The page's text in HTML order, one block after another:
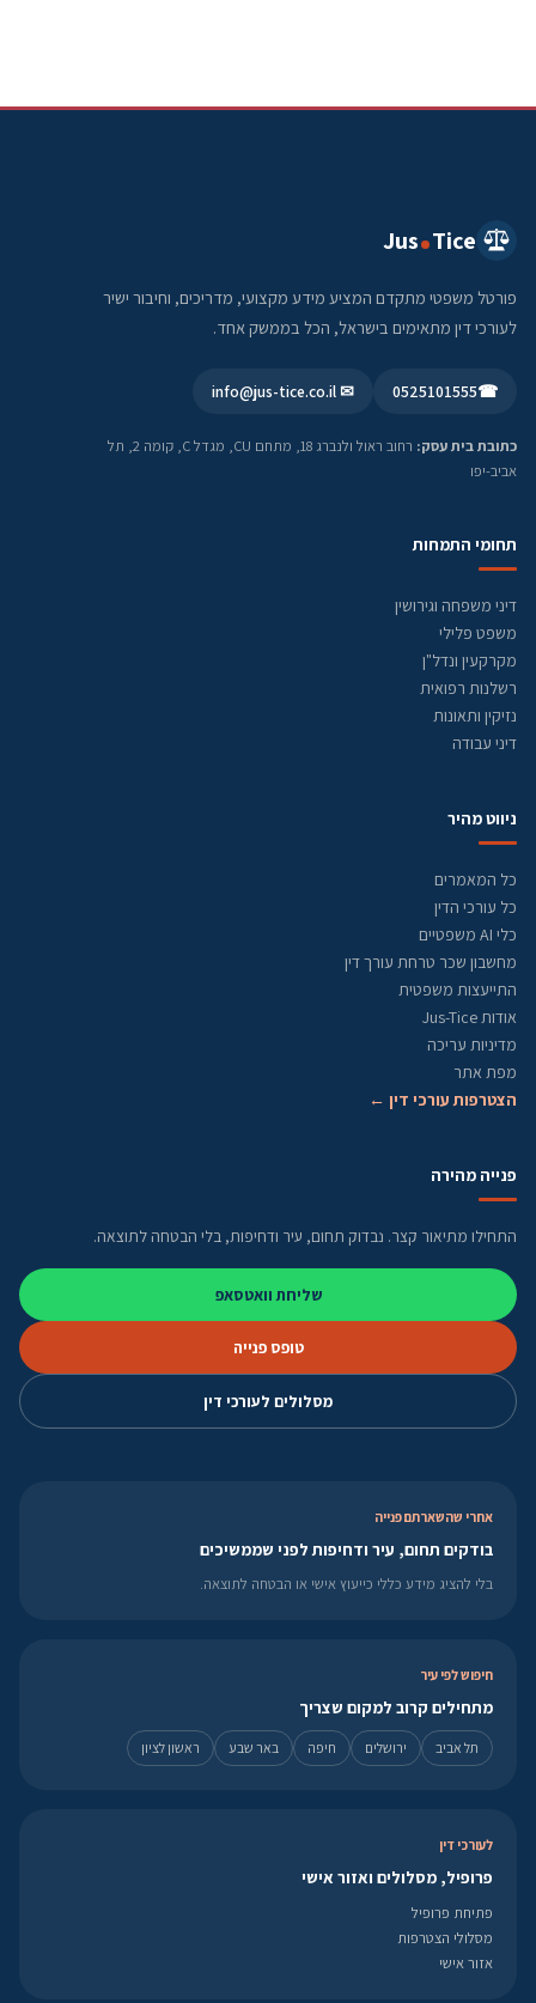
Jus Tice
פורטל משפטי מתקדם המציע מידע מקצועי, מדריכים, וחיבור ישיר
לעורכי דין מתאימים בישראל, הכל בממשק אחד.
☎
0525101555
✉ info@jus-tice.co.il
כתובת בית עסק:
רחוב ראול ולנברג 18, מתחם CU, מגדל C, קומה 2, תל
אביב-יפו
תחומי התמחות
דיני משפחה וגירושין
משפט פלילי
מקרקעין ונדל"ן
רשלנות רפואית
נזיקין ותאונות
דיני עבודה
ניווט מהיר
כל המאמרים
כל עורכי הדין
כלי AI משפטיים
מחשבון שכר טרחת עורך דין
התייעצות משפטית
אודות Jus-Tice
מדיניות עריכה
מפת אתר
הצטרפות עורכי דין ←
פנייה מהירה
התחילו מתיאור קצר. נבדוק תחום, עיר ודחיפות, בלי הבטחה לתוצאה.
שליחת וואטסאפ
טופס פנייה
מסלולים לעורכי דין
אחרי שהשארתם פנייה
בודקים תחום, עיר ודחיפות לפני שממשיכים
בלי להציג מידע כללי כייעוץ אישי או הבטחה לתוצאה.
חיפוש לפי עיר
מתחילים קרוב למקום שצריך
תל אביב ירושלים חיפה באר שבע ראשון לציון
לעורכי דין
פרופיל, מסלולים ואזור אישי
פתיחת פרופיל
מסלולי הצטרפות
אזור אישי